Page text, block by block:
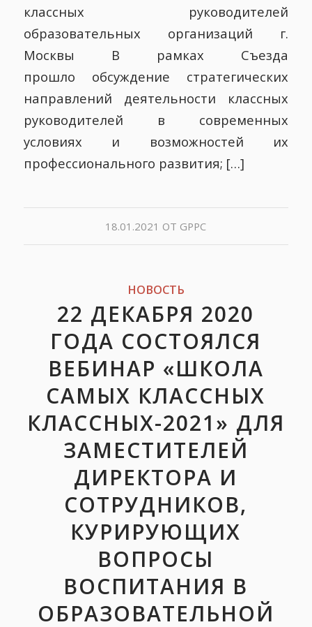
классных руководителей
образовательных организаций г.
Москвы В рамках Cъезда
прошло обсуждение стратегических
направлений деятельности классных
руководителей в современных
условиях и возможностей их
профессионального развития; […]
18.01.2021 ОТ GPPC
НОВОСТЬ
22 ДЕКАБРЯ 2020
ГОДА СОСТОЯЛСЯ
ВЕБИНАР «ШКОЛА
САМЫХ КЛАССНЫХ
КЛАССНЫХ-2021» ДЛЯ
ЗАМЕСТИТЕЛЕЙ
ДИРЕКТОРА И
СОТРУДНИКОВ,
КУРИРУЮЩИХ
ВОПРОСЫ
ВОСПИТАНИЯ В
ОБРАЗОВАТЕЛЬНОЙ